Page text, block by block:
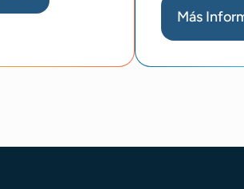
Más